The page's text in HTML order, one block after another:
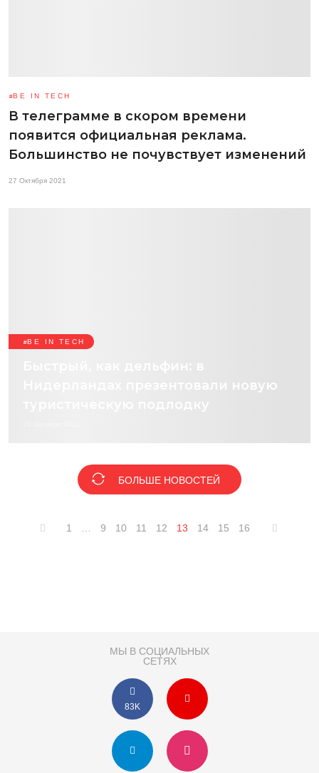
BE IN TECH
В телеграмме в скором времени
появится официальная реклама.
Большинство не почувствует изменений
27 Октября 2021
BE IN TECH
Нидерландах презентовали новую
туристическую подлодку
БОЛЬШЕ НОВОСТЕЙ
1 9 10 11 12 13 14 15 16
МЫ В СОЦИАЛЬНЫХ
СЕТЯХ
83K